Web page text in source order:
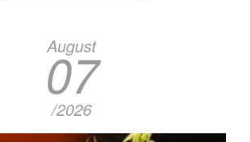
August
07
/2026